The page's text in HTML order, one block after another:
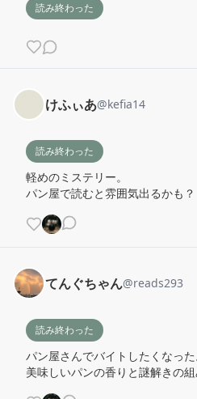
読み終わった
けふぃあ@kefia14
読み終わった
軽めのミステリー。
パン屋で読むと雰囲気出るかも？
てんぐちゃん@reads293
読み終わった
パン屋さんでバイトしたくなっ
美味しいパンの香りと謎解きの組